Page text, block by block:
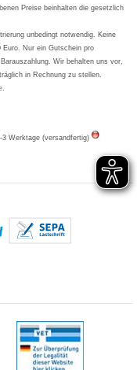
Preise beinhalten die gesetzlich
unbedingt notwendig. Keine
Euro. Nur ein Gutschein pro
Wir behalten uns vor,
in Rechnung zu stellen.
.
3 Werktage (versandfertig)